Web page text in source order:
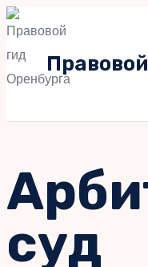
Перейти
содержимому
суд